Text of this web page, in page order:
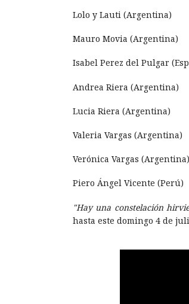
Lolo y Lauti (Argentina)
Mauro Movia (Argentina)
Isabel Perez del Pulgar
Andrea Riera (Argentina)
Lucia Riera (Argentina)
Valeria Vargas (Argentina)
Verónica Vargas (Argentina)
Piero Ángel Vicente (Perú)
"Hay una constelación
hasta este domingo 4 de